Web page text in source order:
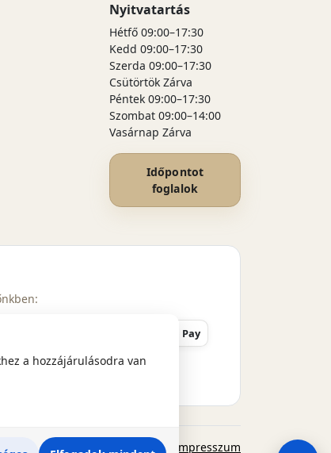
Nyitvatartás
Hétfő 09:00–17:30
Kedd 09:00–17:30
Szerda 09:00–17:30
Csütörtök Zárva
Péntek 09:00–17:30
Szombat 09:00–14:00
Vasárnap Zárva
Időpontot
foglalok
Apple Pay
Adatvédelem ÁSZF Impresszum
a hozzájárulásodra van